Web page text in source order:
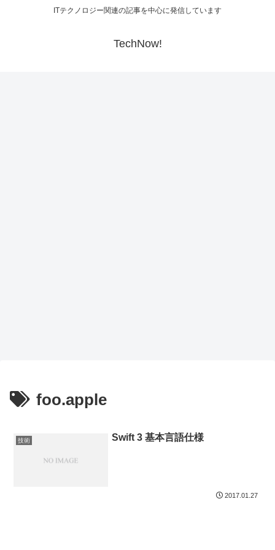
ITテクノロジー関連の記事を中心に発信しています
TechNow!
foo.apple
技術 Swift 3 基本言語仕様
2017.01.27